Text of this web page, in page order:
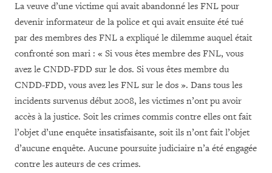
La veuve d’une victime qui avait abandonné les FNL pour
devenir informateur de la police et qui avait ensuite été tué
par des membres des FNL a expliqué le dilemme auquel était
confronté son mari : « Si vous êtes membre des FNL, vous
avez le CNDD-FDD sur le dos. Si vous êtes membre du
CNDD-FDD, vous avez les FNL sur le dos ». Dans tous les
incidents survenus début 2008, les victimes n’ont pu avoir
accès à la justice. Soit les crimes commis contre elles ont fait
l’objet d’une enquête insatisfaisante, soit ils n’ont fait l’objet
d’aucune enquête. Aucune poursuite judiciaire n’a été engagée
contre les auteurs de ces crimes.